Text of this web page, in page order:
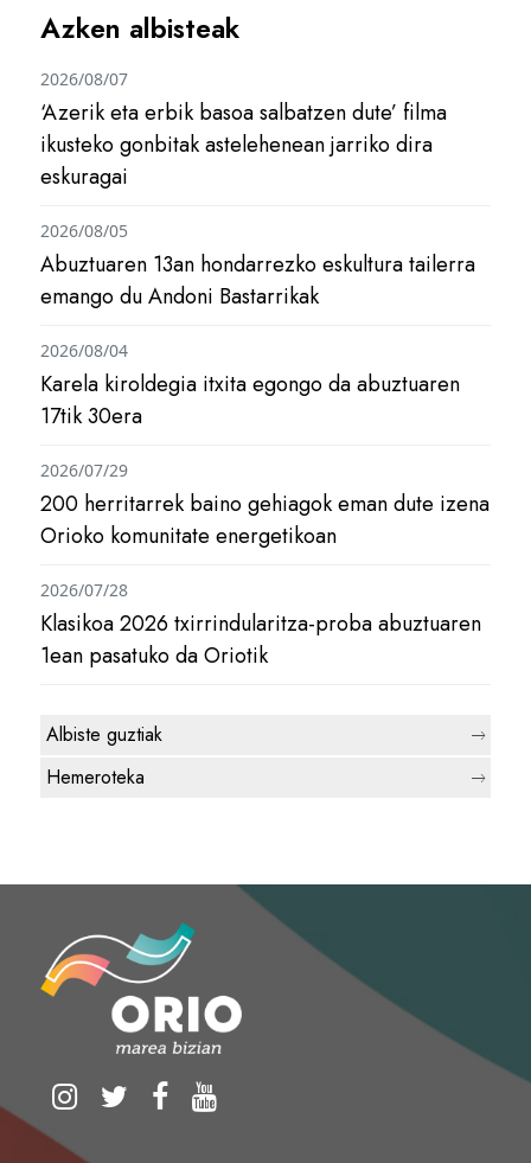
Azken albisteak
‘Azerik eta erbik basoa salbatzen dute’ filma
ikusteko gonbitak astelehenean jarriko dira
eskuragai
2026/08/07
Abuztuaren 13an hondarrezko eskultura tailerra
emango du Andoni Bastarrikak
2026/08/05
Karela kiroldegia itxita egongo da abuztuaren
17tik 30era
2026/08/04
200 herritarrek baino gehiagok eman dute izena
Orioko komunitate energetikoan
2026/07/29
Klasikoa 2026 txirrindularitza-proba abuztuaren
1ean pasatuko da Oriotik
2026/07/28
Albiste guztiak
Hemeroteka